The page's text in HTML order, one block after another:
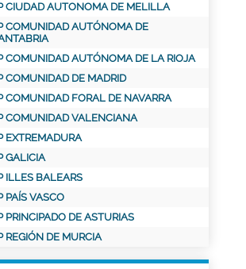
CIUDAD AUTONOMA DE MELILLA
COMUNIDAD AUTÓNOMA DE
COMUNIDAD AUTÓNOMA DE LA RIOJA
COMUNIDAD DE MADRID
COMUNIDAD FORAL DE NAVARRA
COMUNIDAD VALENCIANA
EXTREMADURA
GALICIA
ILLES BALEARS
PAÍS VASCO
PRINCIPADO DE ASTURIAS
REGIÓN DE MURCIA